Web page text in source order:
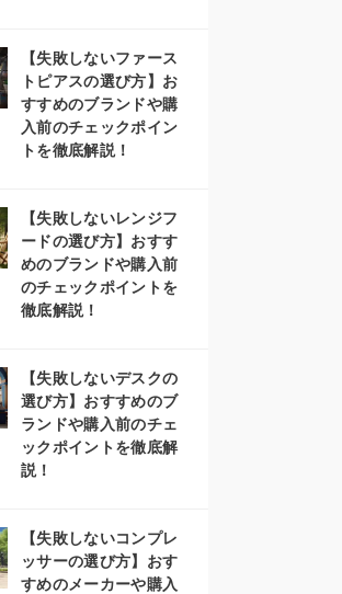
【失敗しないファース
トピアスの選び方】お
すすめのブランドや購
入前のチェックポイン
トを徹底解説！
【失敗しないレンジフ
ードの選び方】おすす
めのブランドや購入前
のチェックポイントを
徹底解説！
【失敗しないデスクの
選び方】おすすめのブ
ランドや購入前のチェ
ックポイントを徹底解
説！
【失敗しないコンプレ
ッサーの選び方】おす
すめのメーカーや購入